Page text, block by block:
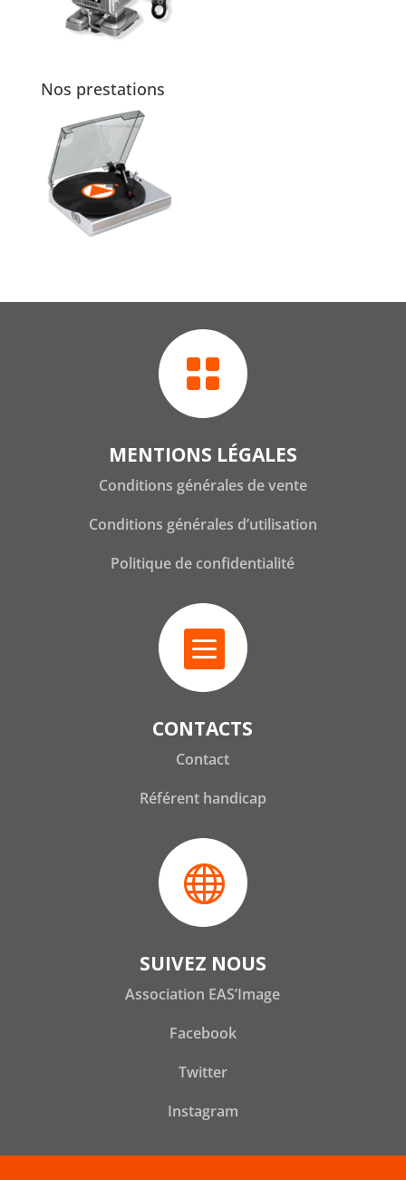
Nos prestations

MENTIONS LÉGALES
Conditions générales de vente
Conditions générales d’utilisation
Politique de confidentialité

CONTACTS
Contact
Référent handicap

SUIVEZ NOUS
Association EAS’Image
Facebook
Twitter
Instagram